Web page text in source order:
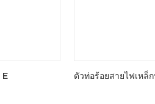
E ตัวท่อร้อยสายไฟเหล็